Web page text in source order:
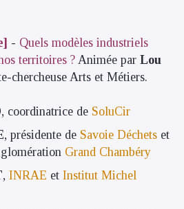
- Quels modèles industriels
territoires ? Animée par Lou
chercheuse Arts et Métiers.
, coordinatrice de SoluCir
, présidente de Savoie Déchets et
Grand Chambéry
, INRAE et Institut Michel